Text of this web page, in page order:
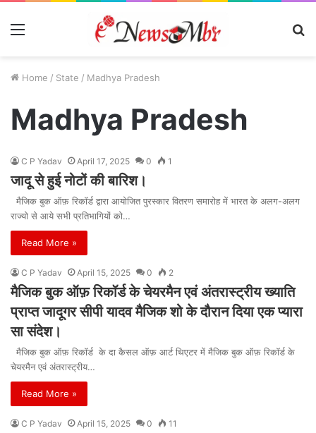
Menu
Home / State / Madhya Pradesh
Madhya Pradesh
C P Yadav April 17, 2025 0 1
जादू से हुई नोटों की बारिश।
मैजिक बुक ऑफ़ रिकॉर्ड द्वारा आयोजित पुरस्कार वितरण समारोह में भारत के अलग-अलग
राज्यो से आये सभी प्रतिभागियों को…
Read More »
C P Yadav April 15, 2025 0 2
मैजिक बुक ऑफ़ रिकॉर्ड के चेयरमैन एवं अंतरास्ट्रीय ख्याति
प्राप्त जादूगर सीपी यादव मैजिक शो के दौरान दिया एक प्यारा
सा संदेश।
मैजिक बुक ऑफ़ रिकॉर्ड के दा कैसल ऑफ़ आर्ट थिएटर में मैजिक बुक ऑफ़ रिकॉर्ड के
चेयरमैन एवं अंतरास्ट्रीय…
Read More »
C P Yadav April 15, 2025 0 11